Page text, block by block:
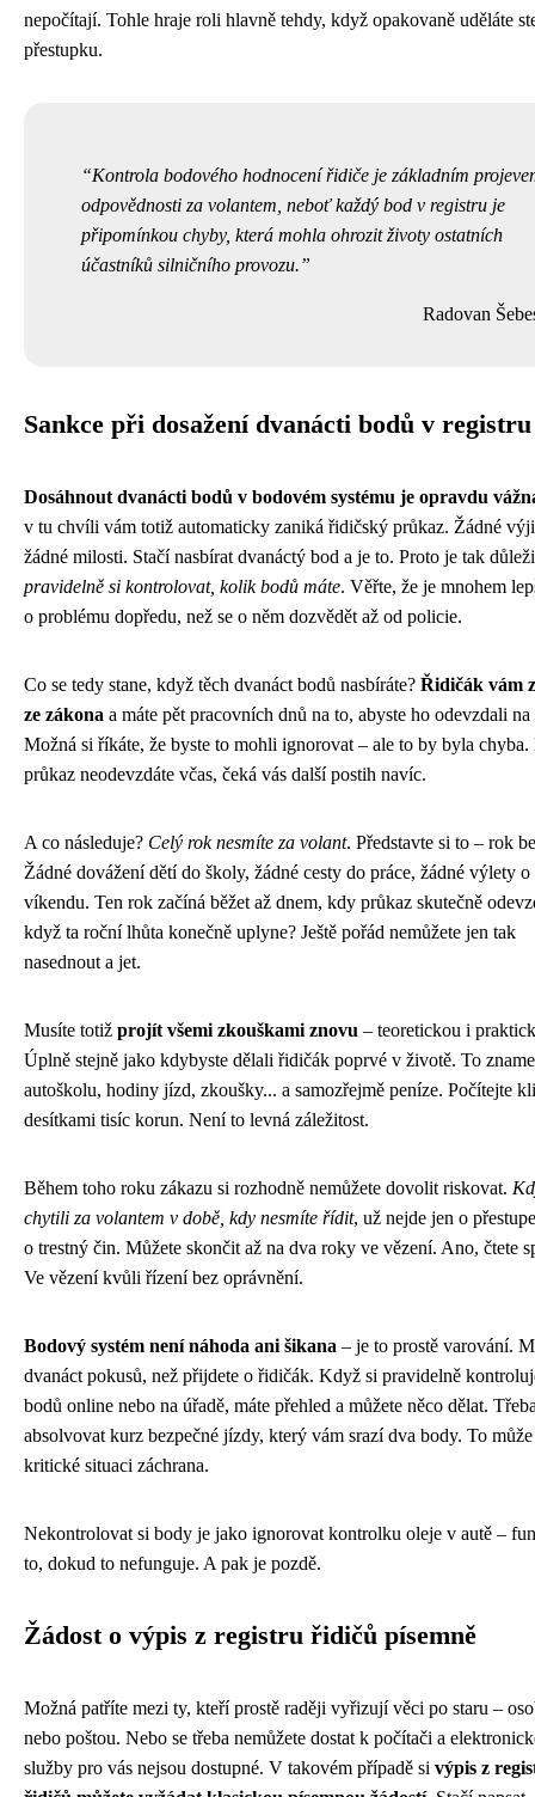
nepočítají. Tohle hraje roli hlavně tehdy, když opakovaně uděláte
přestupku.
Kontrola bodového hodnocení řidiče je základním
odpovědnosti za volantem, neboť každý bod v registru je
připomínkou chyby, která mohla ohrozit životy ostatních
účastníků silničního provozu.
Radovan
Sankce při dosažení dvanácti bodů v registru
Dosáhnout dvanácti bodů v bodovém systému je opravdu
v tu chvíli vám totiž automaticky zaniká řidičský průkaz. Žádné
žádné milosti. Stačí nasbírat dvanáctý bod a je to. Proto je tak
pravidelně si kontrolovat, kolik bodů máte. Věřte, že je mnohem
o problému dopředu, než se o něm dozvědět až od policie.
Co se tedy stane, když těch dvanáct bodů nasbíráte? Řidičák vám
ze zákona a máte pět pracovních dnů na to, abyste ho odevzdali na
Možná si říkáte, že byste to mohli ignorovat – ale to by byla
průkaz neodevzdáte včas, čeká vás další postih navíc.
A co následuje? Celý rok nesmíte za volant. Představte si to – rok
Žádné dovážení dětí do školy, žádné cesty do práce, žádné výlety o
víkendu. Ten rok začíná běžet až dnem, kdy průkaz skutečně
když ta roční lhůta konečně uplyne? Ještě pořád nemůžete jen tak
nasednout a jet.
Musíte totiž projít všemi zkouškami znovu – teoretickou i
Úplně stejně jako kdybyste dělali řidičák poprvé v životě. To
autoškolu, hodiny jízd, zkoušky... a samozřejmě peníze. Počítejte
desítkami tisíc korun. Není to levná záležitost.
Během toho roku zákazu si rozhodně nemůžete dovolit riskovat.
chytili za volantem v době, kdy nesmíte řídit, už nejde jen o
o trestný čin. Můžete skončit až na dva roky ve vězení. Ano, čtete
Ve vězení kvůli řízení bez oprávnění.
Bodový systém není náhoda ani šikana – je to prostě varování.
dvanáct pokusů, než přijdete o řidičák. Když si pravidelně
bodů online nebo na úřadě, máte přehled a můžete něco dělat.
absolvovat kurz bezpečné jízdy, který vám srazí dva body. To
kritické situaci záchrana.
Nekontrolovat si body je jako ignorovat kontrolku oleje v autě –
to, dokud to nefunguje. A pak je pozdě.
Žádost o výpis z registru řidičů písemně
Možná patříte mezi ty, kteří prostě raději vyřizují věci po staru –
nebo poštou. Nebo se třeba nemůžete dostat k počítači a
služby pro vás nejsou dostupné. V takovém případě si výpis z